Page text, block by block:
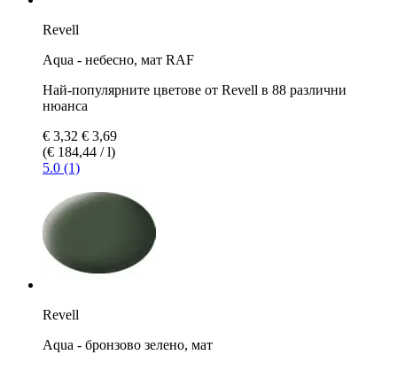
Revell
Aqua - небесно, мат RAF
Най-популярните цветове от Revell в 88 различни
нюанса
€ 3,32 € 3,69
(€ 184,44 / l)
5.0 (1)
Revell
Aqua - бронзово зелено, мат